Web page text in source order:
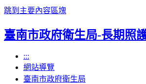
跳到主要內容區塊
臺南市政府衛生局-長期照
:::
網站導覽
臺南市政府衛生局